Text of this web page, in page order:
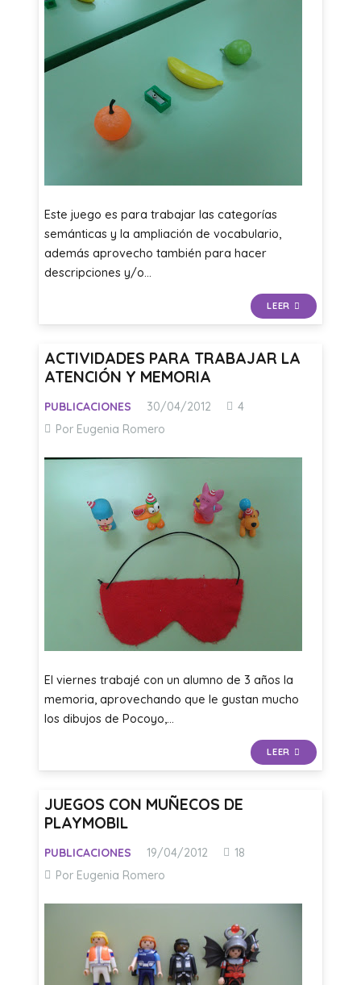
Este juego es para trabajar las categorías
semánticas y la ampliación de vocabulario,
además aprovecho también para hacer
descripciones y/o…
LEER
ACTIVIDADES PARA TRABAJAR LA
ATENCIÓN Y MEMORIA
PUBLICACIONES 30/04/2012 4Comentarios
Por Eugenia Romero
El viernes trabajé con un alumno de 3 años la
memoria, aprovechando que le gustan mucho
los dibujos de Pocoyo,…
LEER
JUEGOS CON MUÑECOS DE
PLAYMOBIL
PUBLICACIONES 19/04/2012 18
Por Eugenia Romero